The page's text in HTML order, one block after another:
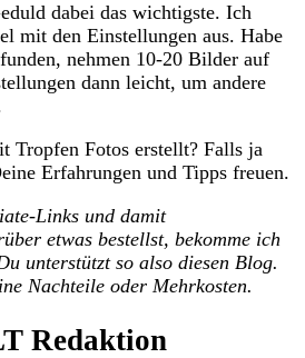
dabei das wichtigste. Ich
mit den Einstellungen aus. Habe
nehmen 10-20 Bilder auf
dann leicht, um andere
Tropfen Fotos erstellt? Falls ja
Erfahrungen und Tipps freuen.
Links und damit
etwas bestellst, bekomme ich
unterstützt so also diesen Blog.
Nachteile oder Mehrkosten.
Redaktion